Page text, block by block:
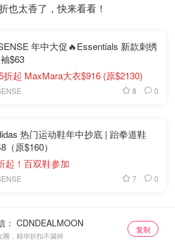
也太香了，快来看看！
年中大促🔥Essentials 新款刺绣
$63
折起 MaxMara大衣$916 (原$2130)
8 0
热门运动鞋年中抄底 | 跆拳道鞋
（原$160）
起！百双鞋参加
7 0
：
圈，精华折扣不漏掉
复制